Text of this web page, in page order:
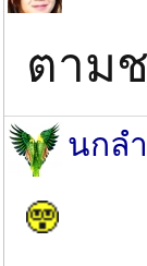
ตาม
นกล